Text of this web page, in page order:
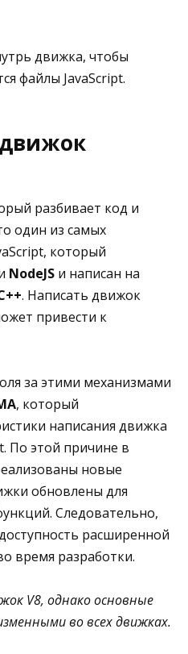
движка, чтобы
файлы JavaScript.
разбивает код и
один из самых
который
NodeJS и написан на
. Написать движок
привести к
за этими механизмами
, который
написания движка
По этой причине в
новые
обновлены для
Следовательно,
расширенной
время разработки.
V8, однако основные
во всех движках.